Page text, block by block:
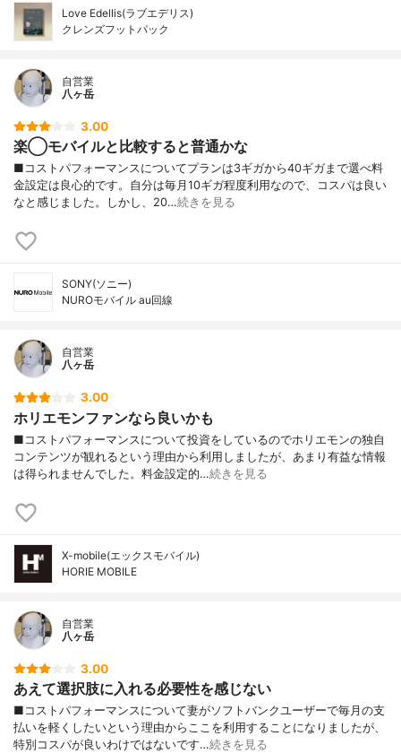
Love Edellis(ラブエデリス)
クレンズフットパック
自営業
八ヶ岳
3.00
楽◯モバイルと比較すると普通かな
■コストパフォーマンスについてプランは3ギガから40ギガまで選べ料
金設定は良心的です。自分は毎月10ギガ程度利用なので、コスパは良い
なと感じました。しかし、20…続きを見る
SONY(ソニー)
NUROモバイル au回線
自営業
八ヶ岳
3.00
ホリエモンファンなら良いかも
■コストパフォーマンスについて投資をしているのでホリエモンの独自
コンテンツが観れるという理由から利用しましたが、あまり有益な情報
は得られませんでした。料金設定的…続きを見る
X-mobile(エックスモバイル)
HORIE MOBILE
自営業
八ヶ岳
3.00
あえて選択肢に入れる必要性を感じない
■コストパフォーマンスについて妻がソフトバンクユーザーで毎月の支
払いを軽くしたいという理由からここを利用することになりましたが、
特別コスパが良いわけではないです…続きを見る